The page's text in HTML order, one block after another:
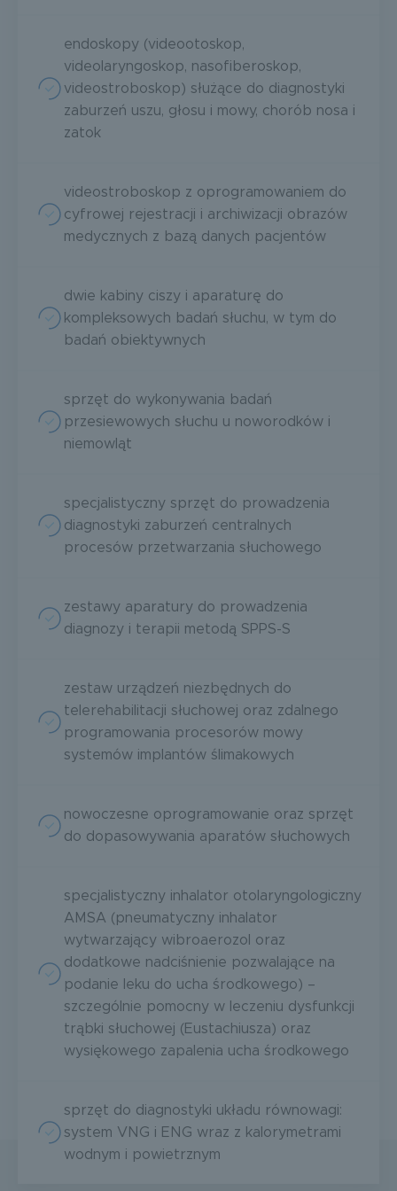
endoskopy (videootoskop,
videolaryngoskop, nasofiberoskop,
videostroboskop) służące do diagnostyki
zaburzeń uszu, głosu i mowy, chorób nosa i
zatok
videostroboskop z oprogramowaniem do
cyfrowej rejestracji i archiwizacji obrazów
medycznych z bazą danych pacjentów
dwie kabiny ciszy i aparaturę do
kompleksowych badań słuchu, w tym do
badań obiektywnych
sprzęt do wykonywania badań
przesiewowych słuchu u noworodków i
niemowląt
specjalistyczny sprzęt do prowadzenia
diagnostyki zaburzeń centralnych
procesów przetwarzania słuchowego
zestawy aparatury do prowadzenia
diagnozy i terapii metodą SPPS-S
zestaw urządzeń niezbędnych do
telerehabilitacji słuchowej oraz zdalnego
programowania procesorów mowy
systemów implantów ślimakowych
nowoczesne oprogramowanie oraz sprzęt
do dopasowywania aparatów słuchowych
specjalistyczny inhalator otolaryngologiczny
AMSA (pneumatyczny inhalator
wytwarzający wibroaerozol oraz
dodatkowe nadciśnienie pozwalające na
podanie leku do ucha środkowego) –
szczególnie pomocny w leczeniu dysfunkcji
trąbki słuchowej (Eustachiusza) oraz
wysiękowego zapalenia ucha środkowego
sprzęt do diagnostyki układu równowagi:
system VNG i ENG wraz z kalorymetrami
wodnym i powietrznym